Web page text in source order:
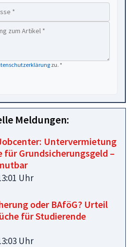
zu. *
Meldungen:
Untervermietung
für Grundsicherungsgeld –
Uhr
oder BAföG? Urteil
für Studierende
Uhr